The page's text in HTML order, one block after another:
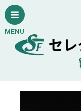
MENU